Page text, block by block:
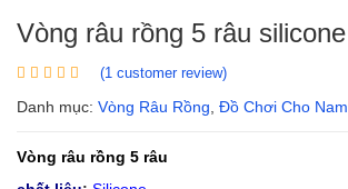
Vòng râu rồng 5 râu silicone
(1 customer review)
Danh mục: Vòng Râu Rồng Đồ Chơi Cho Nam
Vòng râu rồng 5 râu